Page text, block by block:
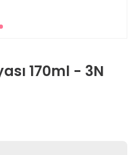
170ml - 3N